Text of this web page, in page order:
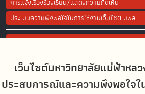
เว็บไซต์มหาวิทยาลัยแม่ฟ้าหล
ประสบการณ์และความพึงพอใจใ
ประเมินความพึงพอใจในการใช้งานเว็บไซต์ มฟล.
Site Map
Social Media